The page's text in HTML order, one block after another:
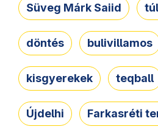
Süveg Márk Saiid
döntés bulivillamos
kisgyerekek teqball
Újdelhi Farkasréti